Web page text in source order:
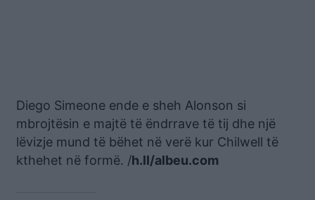
Diego Simeone ende e sheh Alonson si
mbrojtësin e majtë të ëndrrave të tij dhe një
lëvizje mund të bëhet në verë kur Chilwell të
kthehet në formë. /h.ll/albeu.com